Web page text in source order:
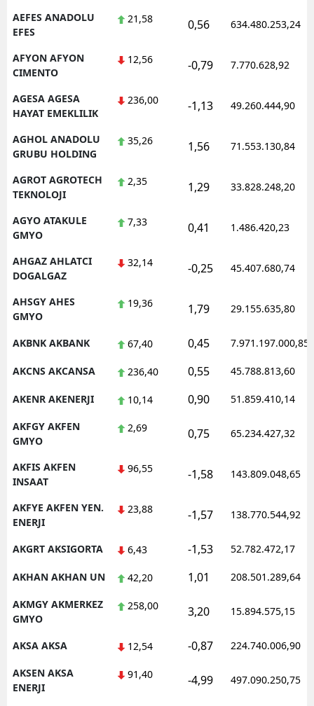
AEFES ANADOLU
EFES
21,58 0,56 634.480.253,24
AFYON AFYON
CIMENTO
12,56 -0,79 7.770.628,92
AGESA AGESA
HAYAT EMEKLILIK
236,00 -1,13 49.260.444,90
AGHOL ANADOLU
GRUBU HOLDING
35,26 1,56 71.553.130,84
AGROT AGROTECH
TEKNOLOJI
2,35 1,29 33.828.248,20
AGYO ATAKULE
GMYO
7,33 0,41 1.486.420,23
AHGAZ AHLATCI
DOGALGAZ
32,14 -0,25 45.407.680,74
AHSGY AHES
GMYO
19,36 1,79 29.155.635,80
AKBNK AKBANK 67,40 0,45 7.971.197.000,85
AKCNS AKCANSA 236,40 0,55 45.788.813,60
AKENR AKENERJI 10,14 0,90 51.859.410,14
AKFGY AKFEN
GMYO
2,69 0,75 65.234.427,32
AKFIS AKFEN
INSAAT
96,55 -1,58 143.809.048,65
AKFYE AKFEN YEN.
ENERJI
23,88 -1,57 138.770.544,92
AKGRT AKSIGORTA 6,43 -1,53 52.782.472,17
AKHAN AKHAN UN 42,20 1,01 208.501.289,64
AKMGY AKMERKEZ
GMYO
258,00 3,20 15.894.575,15
AKSA AKSA 12,54 -0,87 224.740.006,90
AKSEN AKSA
ENERJI
91,40 -4,99 497.090.250,75